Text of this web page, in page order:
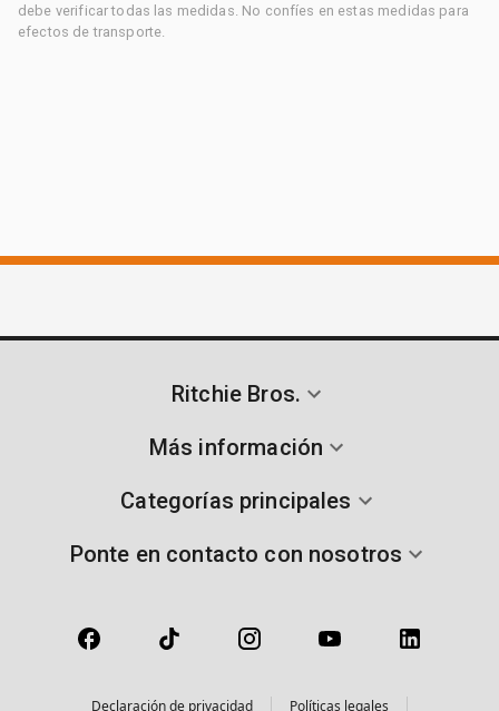
debe verificar todas las medidas. No confíes en estas medidas para
efectos de transporte.
Ritchie Bros.
Más información
Categorías principales
Ponte en contacto con nosotros
Declaración de privacidad Políticas legales